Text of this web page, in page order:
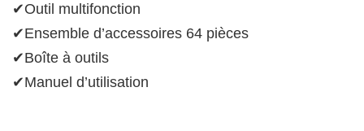
✔Outil multifonction
✔Ensemble d’accessoires 64 pièces
✔Boîte à outils
✔Manuel d’utilisation